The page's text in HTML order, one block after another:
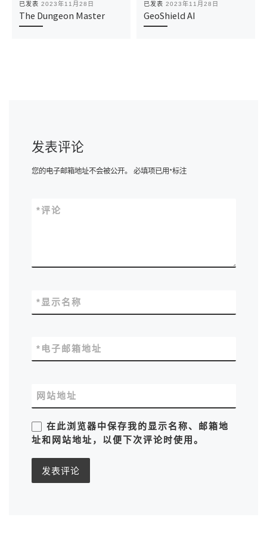
已发表 2023年11月28日
The Dungeon Master
已发表 2023年11月28日
GeoShield AI
发表评论
您的电子邮箱地址不会被公开。 必填项已用*标注
评论
*
显示名称
*
电子邮箱地址
*
网站地址
在此浏览器中保存我的显示名称、邮箱地
址和网站地址，以便下次评论时使用。